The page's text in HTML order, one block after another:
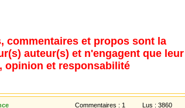
commentaires et propos sont la
auteur(s) et n'engagent que leur
opinion et responsabilité
Commentaires : 1 Lus : 3860